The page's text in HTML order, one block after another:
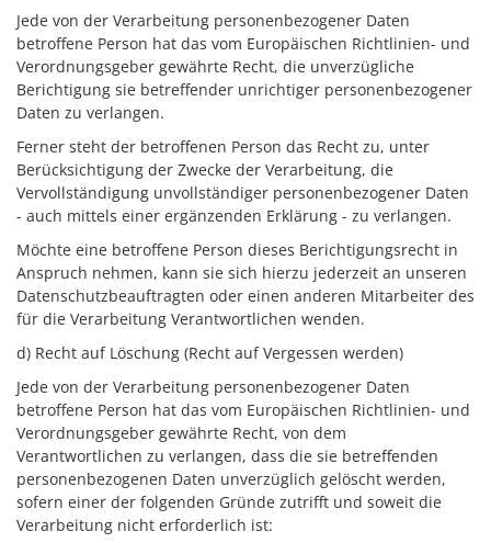
Jede von der Verarbeitung personenbezogener Daten
betroffene Person hat das vom Europäischen Richtlinien- und
Verordnungsgeber gewährte Recht, die unverzügliche
Berichtigung sie betreffender unrichtiger personenbezogener
Daten zu verlangen.
Ferner steht der betroffenen Person das Recht zu, unter
Berücksichtigung der Zwecke der Verarbeitung, die
Vervollständigung unvollständiger personenbezogener Daten
- auch mittels einer ergänzenden Erklärung - zu verlangen.
Möchte eine betroffene Person dieses Berichtigungsrecht in
Anspruch nehmen, kann sie sich hierzu jederzeit an unseren
Datenschutzbeauftragten oder einen anderen Mitarbeiter des
für die Verarbeitung Verantwortlichen wenden.
d) Recht auf Löschung (Recht auf Vergessen werden)
Jede von der Verarbeitung personenbezogener Daten
betroffene Person hat das vom Europäischen Richtlinien- und
Verordnungsgeber gewährte Recht, von dem
Verantwortlichen zu verlangen, dass die sie betreffenden
personenbezogenen Daten unverzüglich gelöscht werden,
sofern einer der folgenden Gründe zutrifft und soweit die
Verarbeitung nicht erforderlich ist: